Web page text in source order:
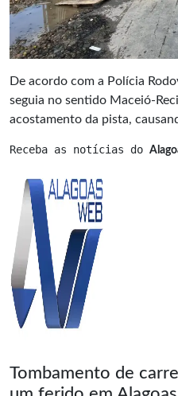
De acordo com a Polícia
seguia no sentido Maceió-
acostamento da pista,
Receba as notícias do
Tombamento de